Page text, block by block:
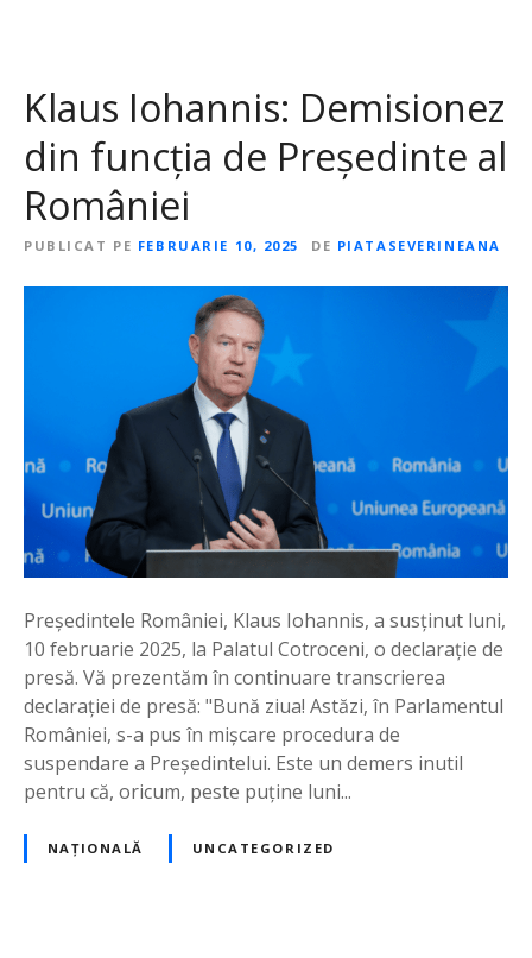
Klaus Iohannis: Demisionez
din funcția de Președinte al
României
PUBLICAT PE FEBRUARIE 10, 2025 DE PIATASEVERINEANA
Președintele României, Klaus Iohannis, a susținut luni,
10 februarie 2025, la Palatul Cotroceni, o declarație de
presă. Vă prezentăm în continuare transcrierea
declarației de presă: "Bună ziua! Astăzi, în Parlamentul
României, s-a pus în mișcare procedura de
suspendare a Președintelui. Este un demers inutil
pentru că, oricum, peste puține luni...
NAȚIONALĂ UNCATEGORIZED